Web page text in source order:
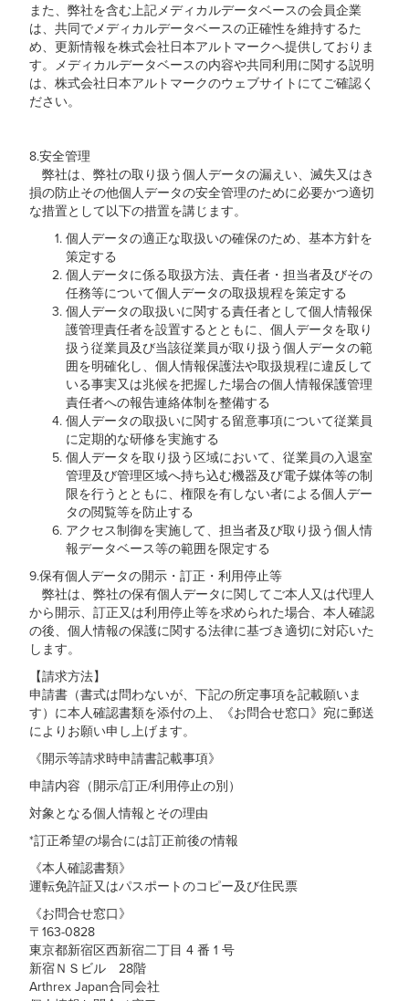
また、弊社を含む上記メディカルデータベースの会員企業
は、共同でメディカルデータベースの正確性を維持するた
め、更新情報を株式会社日本アルトマークへ提供しておりま
す。メディカルデータベースの内容や共同利用に関する説明
は、株式会社日本アルトマークのウェブサイトにてご確認く
ださい。
8.安全管理
弊社は、弊社の取り扱う個人データの漏えい、滅失又はき
損の防止その他個人データの安全管理のために必要かつ適切
な措置として以下の措置を講じます。
個人データの適正な取扱いの確保のため、基本方針を
策定する
個人データに係る取扱方法、責任者・担当者及びその
任務等について個人データの取扱規程を策定する
個人データの取扱いに関する責任者として個人情報保
護管理責任者を設置するとともに、個人データを取り
扱う従業員及び当該従業員が取り扱う個人データの範
囲を明確化し、個人情報保護法や取扱規程に違反して
いる事実又は兆候を把握した場合の個人情報保護管理
責任者への報告連絡体制を整備する
個人データの取扱いに関する留意事項について従業員
に定期的な研修を実施する
個人データを取り扱う区域において、従業員の入退室
管理及び管理区域へ持ち込む機器及び電子媒体等の制
限を行うとともに、権限を有しない者による個人デー
タの閲覧等を防止する
アクセス制御を実施して、担当者及び取り扱う個人情
報データベース等の範囲を限定する
9.保有個人データの開示・訂正・利用停止等
弊社は、弊社の保有個人データに関してご本人又は代理人
から開示、訂正又は利用停止等を求められた場合、本人確認
の後、個人情報の保護に関する法律に基づき適切に対応いた
します。
【請求方法】
申請書（書式は問わないが、下記の所定事項を記載願いま
す）に本人確認書類を添付の上、《お問合せ窓口》宛に郵送
によりお願い申し上げます。
《開示等請求時申請書記載事項》
申請内容（開示/訂正/利用停止の別）
対象となる個人情報とその理由
*訂正希望の場合には訂正前後の情報
《本人確認書類》
運転免許証又はパスポートのコピー及び住民票
《お問合せ窓口》
〒163-0828
東京都新宿区西新宿二丁目 4 番 1 号
新宿ＮＳビル 28階
Arthrex Japan合同会社